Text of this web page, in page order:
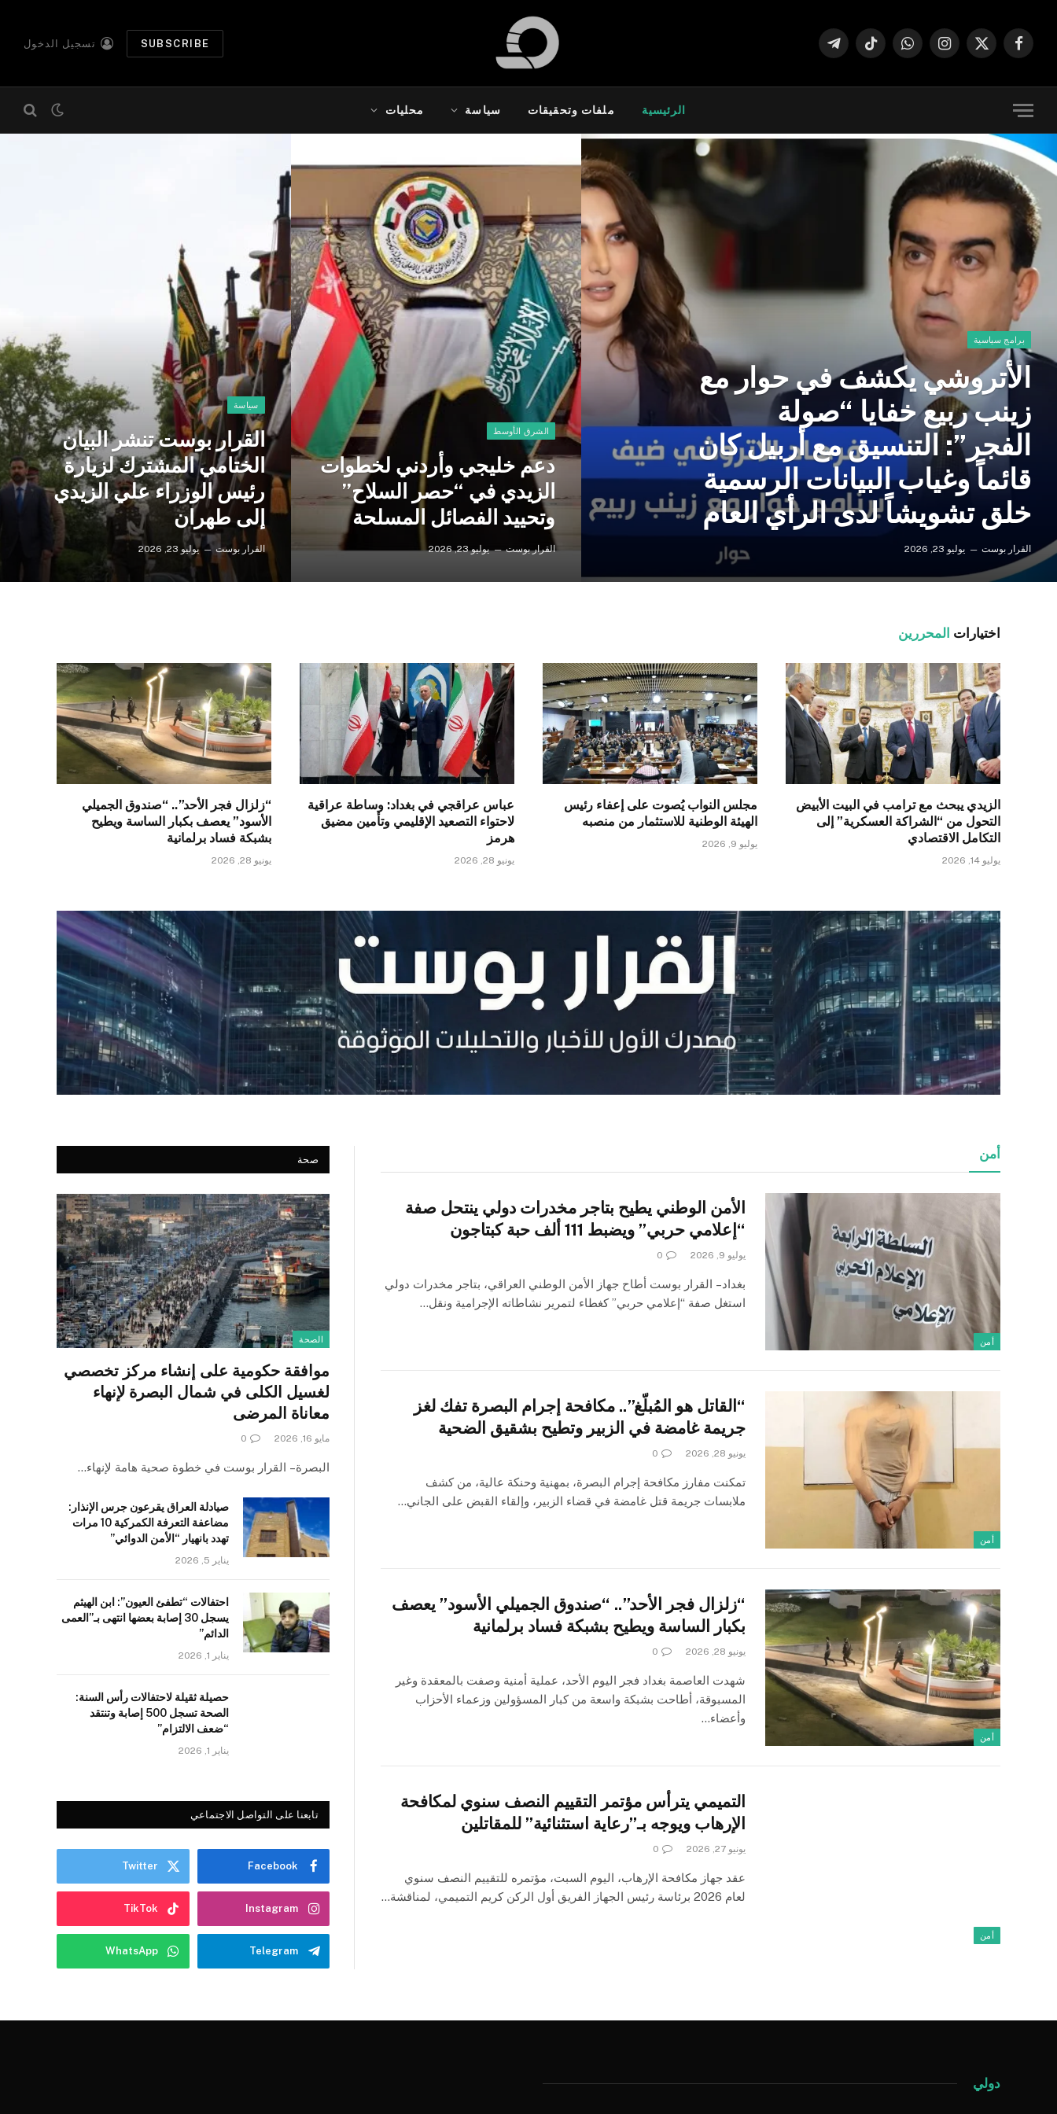
فيسبوكX
الانستغرامواتساب تيكتوك تيلقرام
SUBSCRIBE تسجيل الدخول
الرئيسية ملفات وتحقيقات سياسة محليات
برامج سياسية
الأتروشي يكشف في حوار مع
زينب ربيع خفايا “صولة
الفجر”: التنسيق مع أربيل كان
قائماً وغياب البيانات الرسمية
خلق تشويشاً لدى الرأي العام
القرار بوست يوليو 23, 2026
الشرق الأوسط
دعم خليجي وأردني لخطوات
الزيدي في “حصر السلاح”
وتحييد الفصائل المسلحة
القرار بوست يوليو 23, 2026
سياسة
القرار بوست تنشر البيان
الختامي المشترك لزيارة
رئيس الوزراء علي الزيدي
إلى طهران
القرار بوست يوليو 23, 2026
اختيارات المحررين
الزيدي يبحث مع ترامب في البيت الأبيض
التحول من “الشراكة العسكرية” إلى
التكامل الاقتصادي
يوليو 14, 2026
مجلس النواب يُصوت على إعفاء رئيس
الهيئة الوطنية للاستثمار من منصبه
يوليو 9, 2026
عباس عراقجي في بغداد: وساطة عراقية
لاحتواء التصعيد الإقليمي وتأمين مضيق
هرمز
يونيو 28, 2026
“زلزال فجر الأحد”.. “صندوق الجميلي
الأسود” يعصف بكبار الساسة ويطيح
بشبكة فساد برلمانية
يونيو 28, 2026
أمن
أمن
الأمن الوطني يطيح بتاجر مخدرات دولي ينتحل صفة
“إعلامي حربي” ويضبط 111 ألف حبة كبتاجون
يوليو 9, 2026 0
بغداد – القرار بوست أطاح جهاز الأمن الوطني العراقي، بتاجر مخدرات دولي
استغل صفة “إعلامي حربي” كغطاء لتمرير نشاطاته الإجرامية ونقل…
أمن
“القاتل هو المُبلّغ”.. مكافحة إجرام البصرة تفك لغز
جريمة غامضة في الزبير وتطيح بشقيق الضحية
يونيو 28, 2026 0
تمكنت مفارز مكافحة إجرام البصرة، بمهنية وحنكة عالية، من كشف
ملابسات جريمة قتل غامضة في قضاء الزبير، وإلقاء القبض على الجاني…
أمن
“زلزال فجر الأحد”.. “صندوق الجميلي الأسود” يعصف
بكبار الساسة ويطيح بشبكة فساد برلمانية
يونيو 28, 2026 0
شهدت العاصمة بغداد فجر اليوم الأحد، عملية أمنية وصفت بالمعقدة وغير
المسبوقة، أطاحت بشبكة واسعة من كبار المسؤولين وزعماء الأحزاب
وأعضاء…
أمن
التميمي يترأس مؤتمر التقييم النصف سنوي لمكافحة
الإرهاب ويوجه بـ”رعاية استثنائية” للمقاتلين
يونيو 27, 2026 0
عقد جهاز مكافحة الإرهاب، اليوم السبت، مؤتمره للتقييم النصف سنوي
لعام 2026 برئاسة رئيس الجهاز الفريق أول الركن كريم التميمي، لمناقشة…
صحة
الصحة
موافقة حكومية على إنشاء مركز تخصصي
لغسيل الكلى في شمال البصرة لإنهاء
معاناة المرضى
مايو 16, 2026 0
البصرة – القرار بوست في خطوة صحية هامة لإنهاء…
صيادلة العراق يقرعون جرس الإنذار:
مضاعفة التعرفة الكمركية 10 مرات
تهدد بانهيار “الأمن الدوائي”
يناير 5, 2026
احتفالات “تطفئ العيون”: ابن الهيثم
يسجل 30 إصابة بعضها انتهى بـ”العمى
الدائم”
يناير 1, 2026
حصيلة ثقيلة لاحتفالات رأس السنة:
الصحة تسجل 500 إصابة وتنتقد
“ضعف الالتزام”
يناير 1, 2026
تابعنا على التواصل الاجتماعي
Facebook
Twitter
Instagram
TikTok
Telegram
WhatsApp
دولي